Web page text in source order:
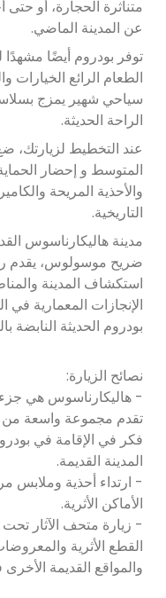
متناثرة الحجارة، أو
عن المدينة الماضي.
توفر بودروم أيضًا مشهدًا
الطعام الرائع
سياحي شهير يمزج
الراحة الحديثة.
عند التخطيط لزيارتك،
المتوسط ​​و إحضار
والأحذية المريحة
التاريخية.
مدينة هاليكارناسوس
ضريح موسولوس، يقدم
استكشاف المدينة
الإنجازات المعمارية في
بودروم الحديثة النابضة
نصائح الزيارة:
- هاليكارناسوس هي جزء
تقدم مجموعة واسعة من
فكر في الإقامة في
المدينة القديمة.
- ارتداء أحذية
الأماكن الأثرية.
- زيارة متحف الآثار
القطع الأثرية
والمواقع القديمة